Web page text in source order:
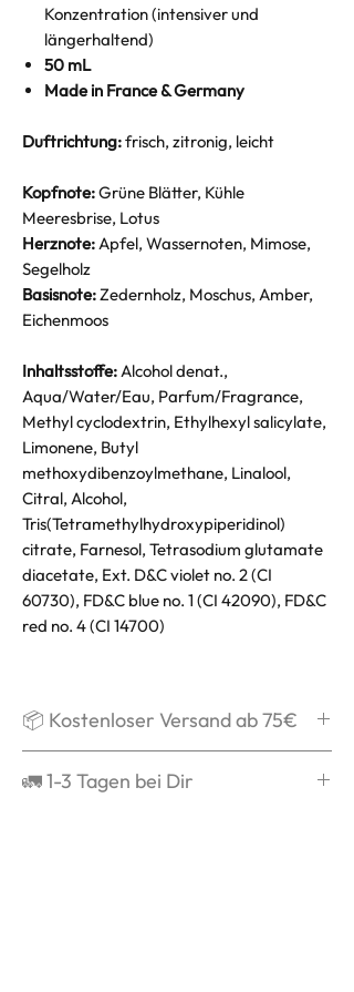
Konzentration (intensiver und
längerhaltend)
50 mL
Made in France & Germany
Duftrichtung:frisch, zitronig, leicht
Kopfnote:Grüne Blätter, Kühle
Meeresbrise, Lotus
Herznote:Apfel, Wassernoten, Mimose,
Segelholz
Basisnote:Zedernholz, Moschus, Amber,
Eichenmoos
Inhaltsstoffe:Alcohol denat.,
Aqua/Water/Eau, Parfum/Fragrance,
Methyl cyclodextrin, Ethylhexyl salicylate,
Limonene, Butyl
methoxydibenzoylmethane, Linalool,
Citral, Alcohol,
Tris(Tetramethylhydroxypiperidinol)
citrate, Farnesol, Tetrasodium glutamate
diacetate, Ext. D&C violet no. 2 (CI
60730), FD&C blue no. 1 (CI 42090), FD&C
red no. 4 (CI 14700)
📦 Kostenloser Versand ab 75€
kostenlos und schenken Dir die
🚛 1-3 Tagen bei Dir